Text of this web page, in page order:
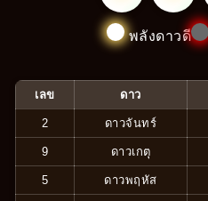
พลังดาวดี
เลข ดาว
2 ดาวจันทร์
9 ดาวเกตุ
5 ดาวพฤหัส